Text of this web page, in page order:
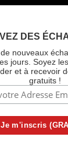
DES
nouveaux
jours. Soyez
et à recevoir
gratuits !